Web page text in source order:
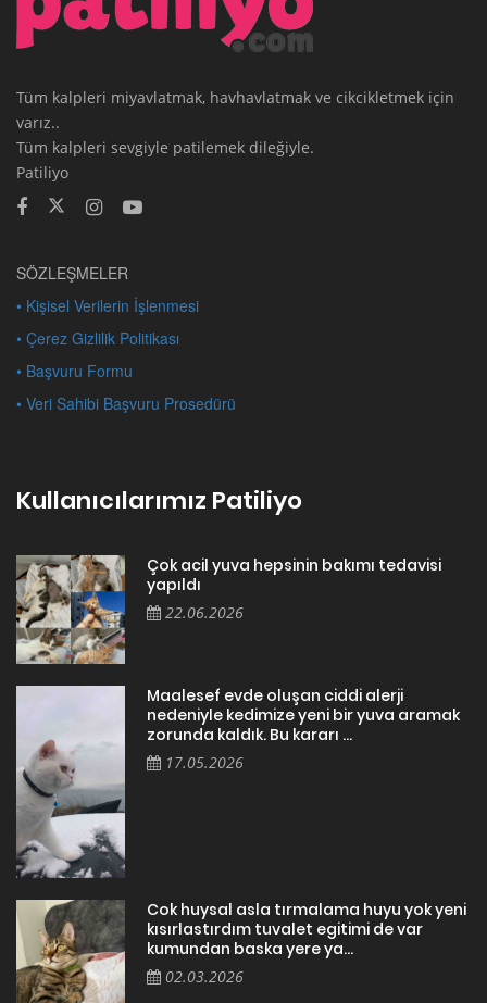
Tüm kalpleri miyavlatmak, havhavlatmak ve cikcikletmek için
varız..
Tüm kalpleri sevgiyle patilemek dileğiyle.
Patiliyo
SÖZLEŞMELER
• Kişisel Verilerin İşlenmesi
• Çerez Gizlilik Politikası
• Başvuru Formu
• Veri Sahibi Başvuru Prosedürü
Kullanıcılarımız Patiliyo
Çok acil yuva hepsinin bakımı tedavisi
yapıldı
22.06.2026
Maalesef evde oluşan ciddi alerji
nedeniyle kedimize yeni bir yuva aramak
zorunda kaldık. Bu kararı ...
17.05.2026
Cok huysal asla tırmalama huyu yok yeni
kısırlastırdım tuvalet egitimi de var
kumundan baska yere ya...
02.03.2026